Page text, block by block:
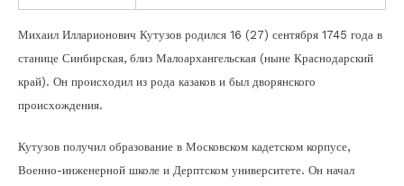
Михаил Илларионович Кутузов родился 16 (27) сентября 1745 года в
станице Синбирская, близ Малоархангельская (ныне Краснодарский
край). Он происходил из рода казаков и был дворянского
происхождения.
Кутузов получил образование в Московском кадетском корпусе,
Военно-инженерной школе и Дерптском университете. Он начал